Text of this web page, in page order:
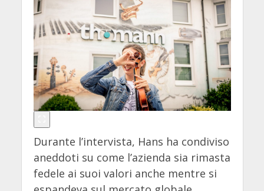
Durante l’intervista, Hans ha condiviso
aneddoti su come l’azienda sia rimasta
fedele ai suoi valori anche mentre si